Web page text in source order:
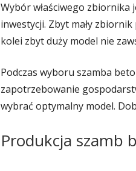
Wybór właściwego zbiornika
inwestycji. Zbyt mały
kolei zbyt duży model nie
Podczas wyboru szamba
zapotrzebowanie
wybrać optymalny model.
Produkcja szamb